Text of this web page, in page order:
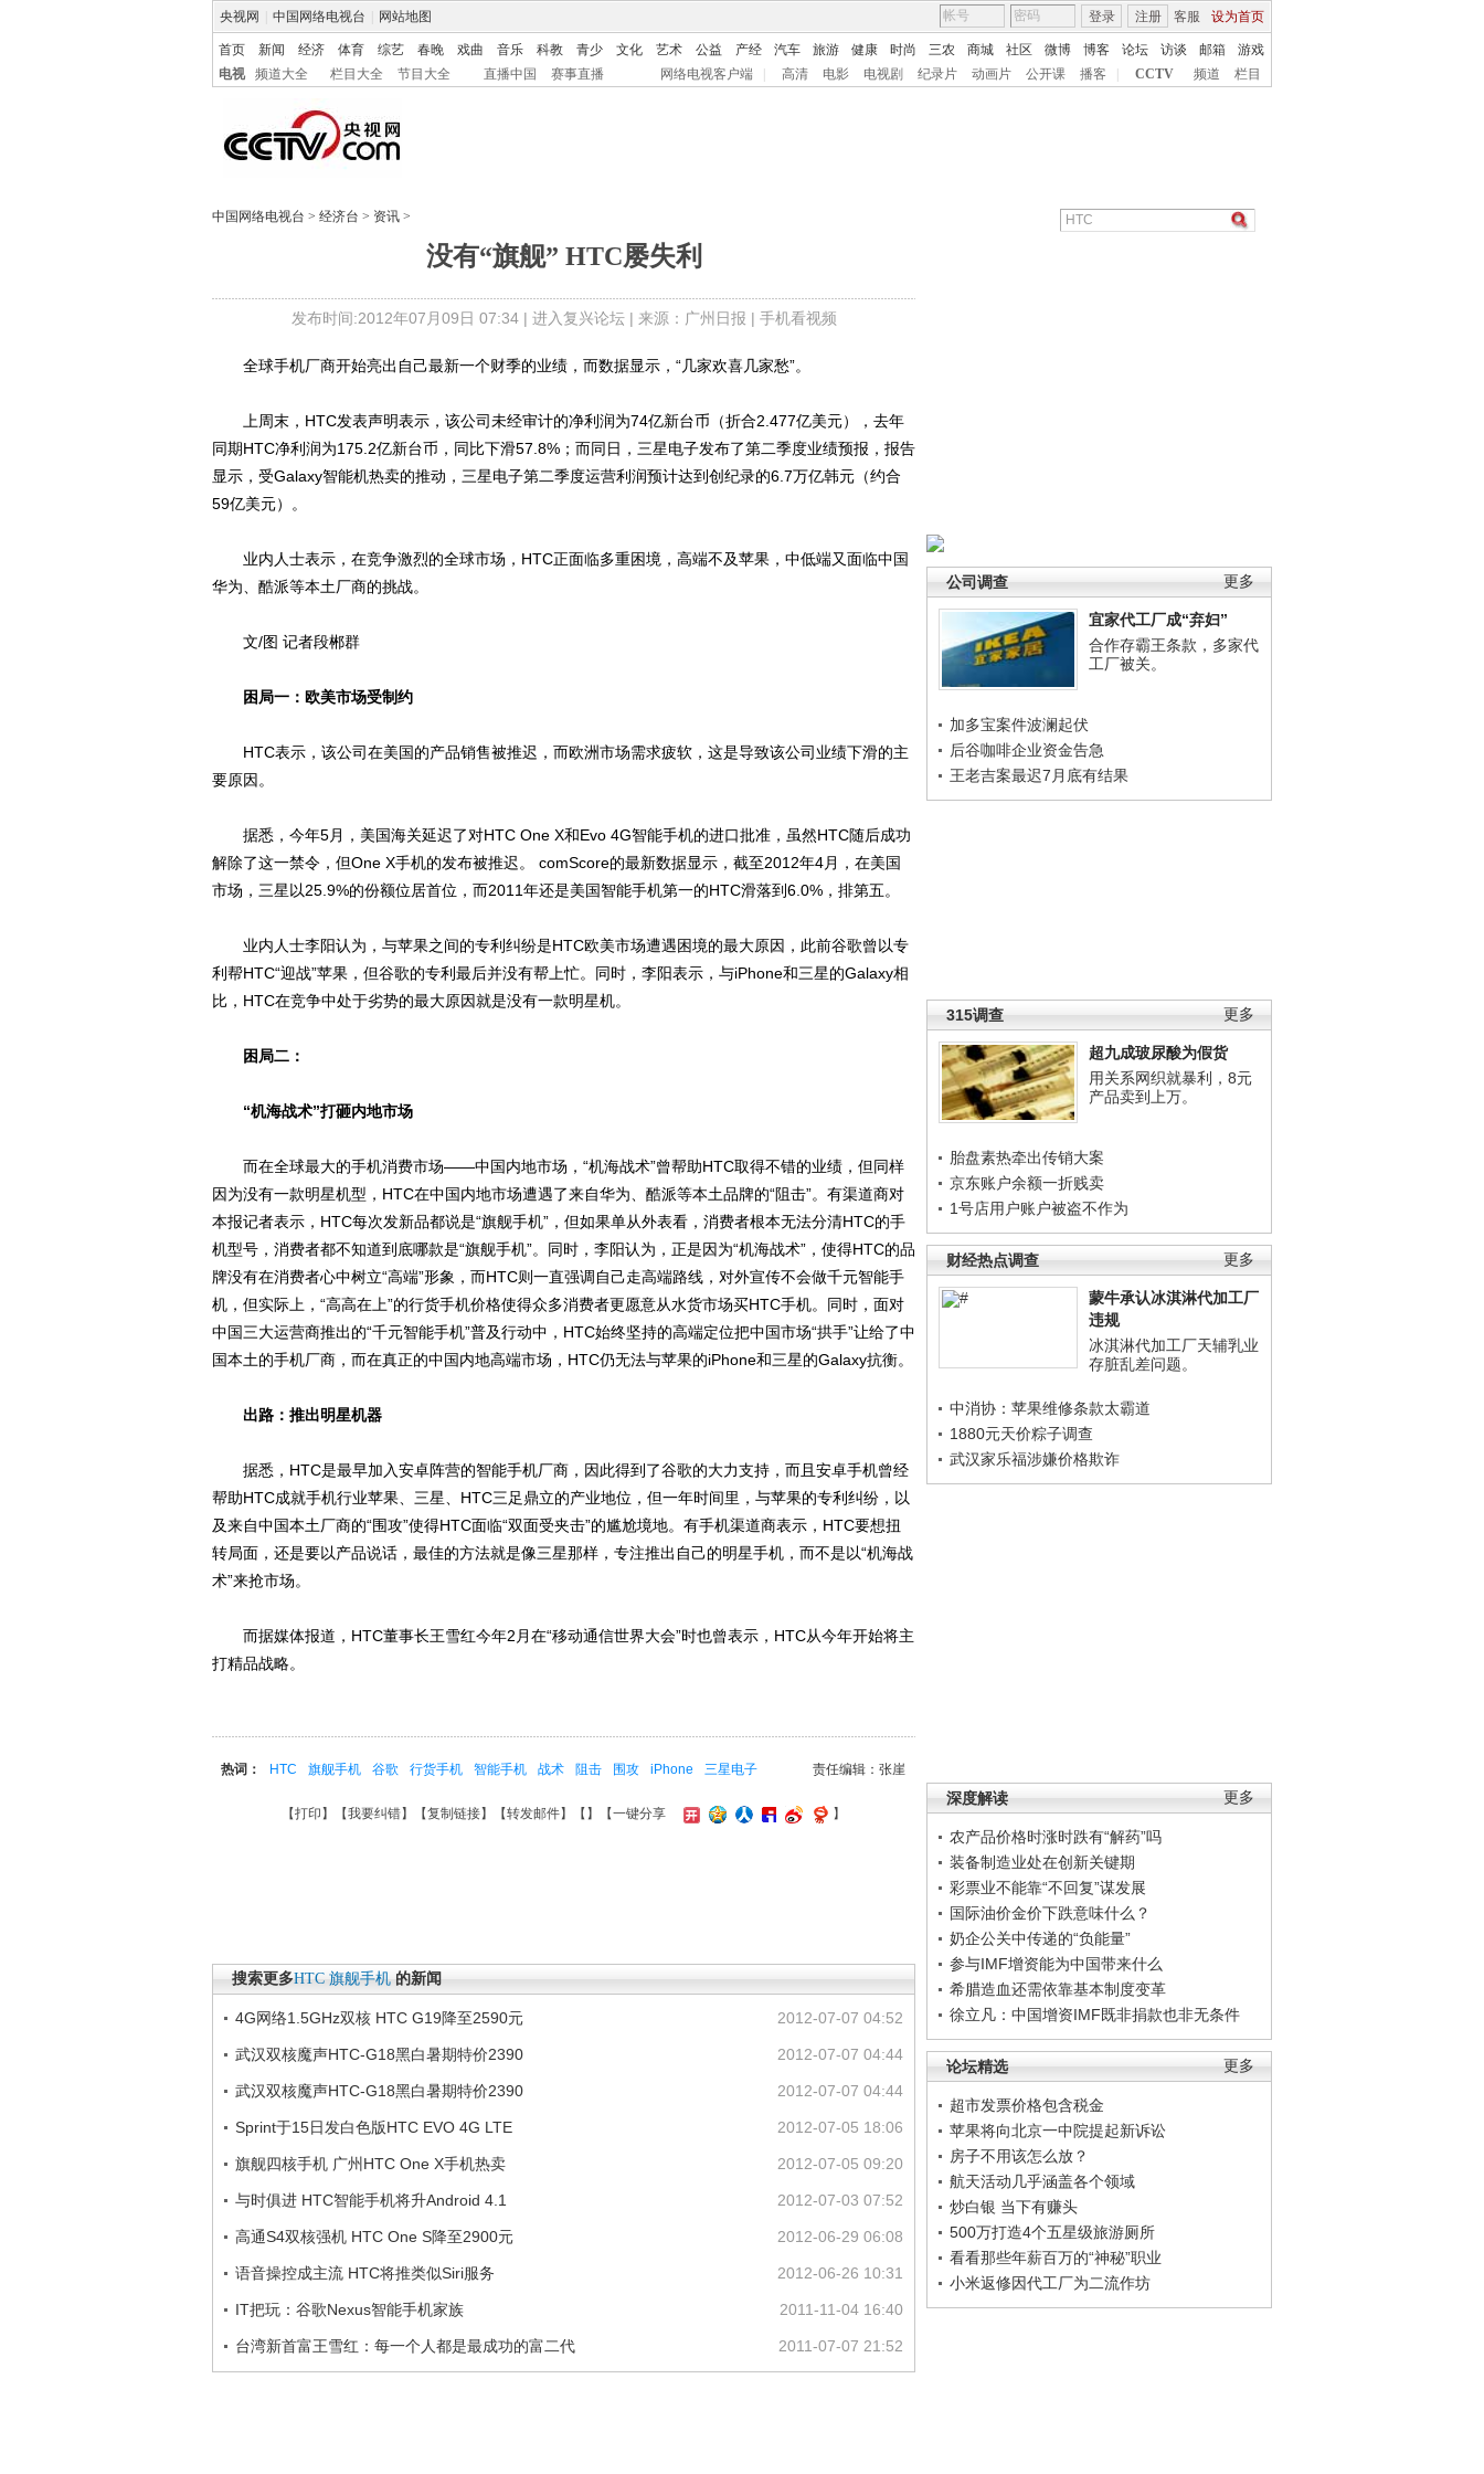
央视网 中国网络电视台 网站地图 客服 设为首页
登录 注册
首页 新闻 经济 体育 综艺 春晚 戏曲 音乐 科教 青少 文化 艺术 公益 产经 汽车 旅游 健康 时尚 三农 商城 社区 微博 博客 论坛 访谈 邮箱
游戏
电视
频道大全 栏目大全 节目大全 直播中国 赛事直播 网络电视客户端 高清 电影 电视剧 纪录片 动画片 公开课 播客 CCTV 频道 栏目
中国网络电视台 > 经济台 > 资讯 >
没有“旗舰” HTC屡失利
发布时间:2012年07月09日 07:34 | 进入复兴论坛| 来源：广州日报 | 手机看视频
更多
公司调查
宜家代工厂成“弃妇”
合作存霸王条款，多家代
工厂被关。
加多宝案件波澜起伏
后谷咖啡企业资金告急
王老吉案最迟7月底有结果
更多
315调查
超九成玻尿酸为假货
用关系网织就暴利，8元
产品卖到上万。
胎盘素热牵出传销大案
京东账户余额一折贱卖
1号店用户账户被盗不作为
更多
财经热点调查
蒙牛承认冰淇淋代加工厂
违规
冰淇淋代加工厂天辅乳业
存脏乱差问题。
中消协：苹果维修条款太霸道
1880元天价粽子调查
武汉家乐福涉嫌价格欺诈
更多
深度解读
农产品价格时涨时跌有“解药”吗
装备制造业处在创新关键期
彩票业不能靠“不回复”谋发展
国际油价金价下跌意味什么？
奶企公关中传递的“负能量”
参与IMF增资能为中国带来什么
希腊造血还需依靠基本制度变革
徐立凡：中国增资IMF既非捐款也非无条件
更多
论坛精选
超市发票价格包含税金
苹果将向北京一中院提起新诉讼
房子不用该怎么放？
航天活动几乎涵盖各个领域
炒白银 当下有赚头
500万打造4个五星级旅游厕所
看看那些年薪百万的“神秘”职业
小米返修因代工厂为二流作坊
全球手机厂商开始亮出自己最新一个财季的业绩，而数据显示，“几家欢喜几家愁”。
上周末，HTC发表声明表示，该公司未经审计的净利润为74亿新台币（折合2.477亿美元），去年
同期HTC净利润为175.2亿新台币，同比下滑57.8%；而同日，三星电子发布了第二季度业绩预报，报告
显示，受Galaxy智能机热卖的推动，三星电子第二季度运营利润预计达到创纪录的6.7万亿韩元（约合
59亿美元）。
业内人士表示，在竞争激烈的全球市场，HTC正面临多重困境，高端不及苹果，中低端又面临中国
华为、酷派等本土厂商的挑战。
文/图 记者段郴群
困局一：欧美市场受制约
HTC表示，该公司在美国的产品销售被推迟，而欧洲市场需求疲软，这是导致该公司业绩下滑的主
要原因。
据悉，今年5月，美国海关延迟了对HTC One X和Evo 4G智能手机的进口批准，虽然HTC随后成功
解除了这一禁令，但One X手机的发布被推迟。 comScore的最新数据显示，截至2012年4月，在美国
市场，三星以25.9%的份额位居首位，而2011年还是美国智能手机第一的HTC滑落到6.0%，排第五。
业内人士李阳认为，与苹果之间的专利纠纷是HTC欧美市场遭遇困境的最大原因，此前谷歌曾以专
利帮HTC“迎战”苹果，但谷歌的专利最后并没有帮上忙。同时，李阳表示，与iPhone和三星的Galaxy相
比，HTC在竞争中处于劣势的最大原因就是没有一款明星机。
困局二：
“机海战术”打砸内地市场
而在全球最大的手机消费市场——中国内地市场，“机海战术”曾帮助HTC取得不错的业绩，但同样
因为没有一款明星机型，HTC在中国内地市场遭遇了来自华为、酷派等本土品牌的“阻击”。有渠道商对
本报记者表示，HTC每次发新品都说是“旗舰手机”，但如果单从外表看，消费者根本无法分清HTC的手
机型号，消费者都不知道到底哪款是“旗舰手机”。同时，李阳认为，正是因为“机海战术”，使得HTC的品
牌没有在消费者心中树立“高端”形象，而HTC则一直强调自己走高端路线，对外宣传不会做千元智能手
机，但实际上，“高高在上”的行货手机价格使得众多消费者更愿意从水货市场买HTC手机。同时，面对
中国三大运营商推出的“千元智能手机”普及行动中，HTC始终坚持的高端定位把中国市场“拱手”让给了中
国本土的手机厂商，而在真正的中国内地高端市场，HTC仍无法与苹果的iPhone和三星的Galaxy抗衡。
出路：推出明星机器
据悉，HTC是最早加入安卓阵营的智能手机厂商，因此得到了谷歌的大力支持，而且安卓手机曾经
帮助HTC成就手机行业苹果、三星、HTC三足鼎立的产业地位，但一年时间里，与苹果的专利纠纷，以
及来自中国本土厂商的“围攻”使得HTC面临“双面受夹击”的尴尬境地。有手机渠道商表示，HTC要想扭
转局面，还是要以产品说话，最佳的方法就是像三星那样，专注推出自己的明星手机，而不是以“机海战
术”来抢市场。
而据媒体报道，HTC董事长王雪红今年2月在“移动通信世界大会”时也曾表示，HTC从今年开始将主
打精品战略。
责任编辑：张崖
热词： HTC 旗舰手机 谷歌 行货手机 智能手机 战术 阻击 围攻 iPhone 三星电子
【打印 】【我要纠错】【复制链接】【转发邮件】【 】 【一键分享 】
搜索更多HTC 旗舰手机 的新闻
2012-07-07 04:52
4G网络1.5GHz双核 HTC G19降至2590元
2012-07-07 04:44
武汉双核魔声HTC-G18黑白暑期特价2390
2012-07-07 04:44
武汉双核魔声HTC-G18黑白暑期特价2390
2012-07-05 18:06
Sprint于15日发白色版HTC EVO 4G LTE
2012-07-05 09:20
旗舰四核手机 广州HTC One X手机热卖
2012-07-03 07:52
与时俱进 HTC智能手机将升Android 4.1
2012-06-29 06:08
高通S4双核强机 HTC One S降至2900元
2012-06-26 10:31
语音操控成主流 HTC将推类似Siri服务
2011-11-04 16:40
IT把玩：谷歌Nexus智能手机家族
2011-07-07 21:52
台湾新首富王雪红：每一个人都是最成功的富二代